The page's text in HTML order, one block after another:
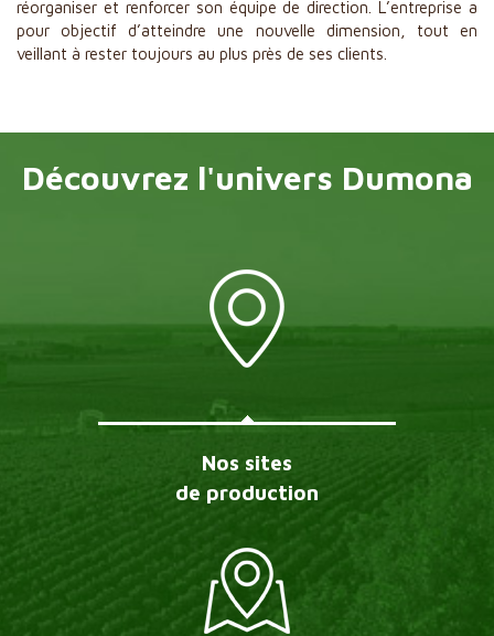
réorganiser et renforcer son équipe de direction. L’entreprise a
pour objectif d’atteindre une nouvelle dimension, tout en
veillant à rester toujours au plus près de ses clients.
Découvrez l'univers Dumona
Nos sites
de production